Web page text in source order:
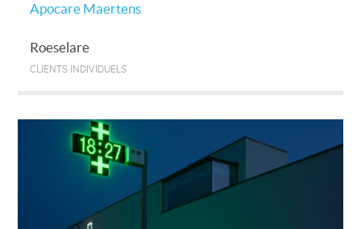
Apocare Maertens
Roeselare
CLIENTS INDIVIDUELS